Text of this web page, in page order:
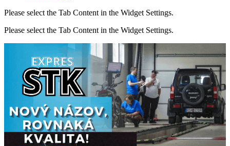
Please select the Tab Content in the Widget Settings.
Please select the Tab Content in the Widget Settings.